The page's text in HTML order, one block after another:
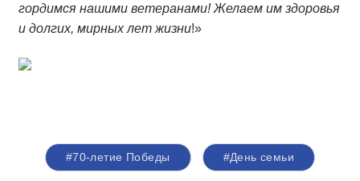
гордимся нашими ветеранами! Желаем им здоровья
и долгих, мирных лет жизни!»
#70-летие Победы #День семьи